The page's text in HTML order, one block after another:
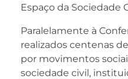
Espaço da Sociedade
Paralelamente à
realizados centenas
por movimentos
sociedade civil,